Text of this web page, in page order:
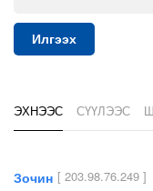
Илгээх
ЭХНЭЭС СҮҮЛЭЭС
Зочин [ 203.98.76.249 ]